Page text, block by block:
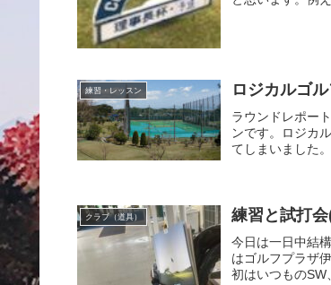
練習・レッスン ロジカルゴ
ラウンドレポー
ンです。ロジカ
てしまいました
クラブ（道具） 練習と試打
今日は一日中結
はゴルフプラザ
初はいつものSW